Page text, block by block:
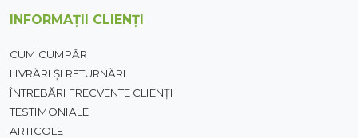
INFORMAȚII CLIENȚI
CUM CUMPĂR
LIVRĂRI ȘI RETURNĂRI
ÎNTREBĂRI FRECVENTE CLIENȚI
TESTIMONIALE
ARTICOLE